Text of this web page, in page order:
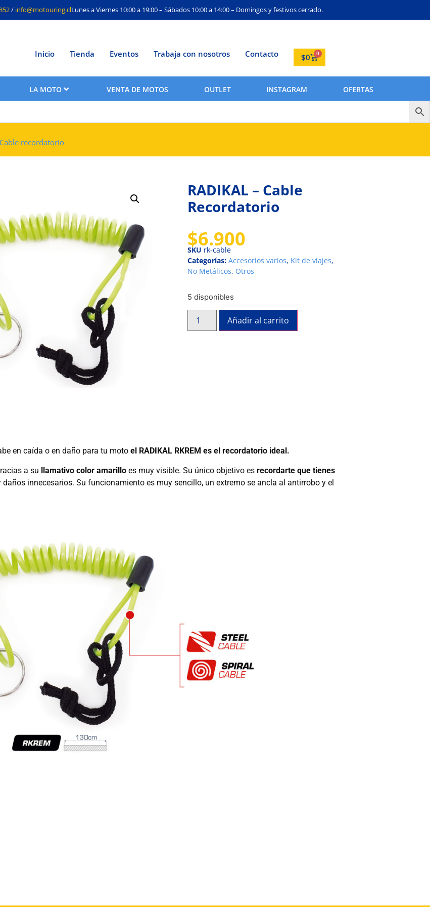
/ info@motouring.clLunes a Viernes 10:00 a 19:00 – Sábados 10:00 a 14:00 – Domingos y festivos cerrado.
Inicio Tienda Eventos Trabaja con nosotros Contacto $0 0
LA MOTO VENTA DE MOTOS OUTLET INSTAGRAM OFERTAS
recordatorio
RADIKAL – Cable
Recordatorio
$6.900
SKU rk-cable
Categorías: Accesorios varios, Kit de viajes,
No Metálicos, Otros
5 disponibles
Añadir al carrito
en caída o en daño para tu moto el RADIKAL RKREM es el recordatorio ideal.
a su llamativo color amarillo es muy visible. Su único objetivo es recordarte que tienes
innecesarios. Su funcionamiento es muy sencillo, un extremo se ancla al antirrobo y el